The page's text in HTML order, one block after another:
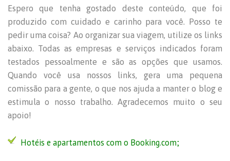
Espero que tenha gostado deste conteúdo, que foi
produzido com cuidado e carinho para você. Posso te
pedir uma coisa? Ao organizar sua viagem, utilize os links
abaixo. Todas as empresas e serviços indicados foram
testados pessoalmente e são as opções que usamos.
Quando você usa nossos links, gera uma pequena
comissão para a gente, o que nos ajuda a manter o blog e
estimula o nosso trabalho. Agradecemos muito o seu
apoio!
Hotéis e apartamentos com o Booking.com;